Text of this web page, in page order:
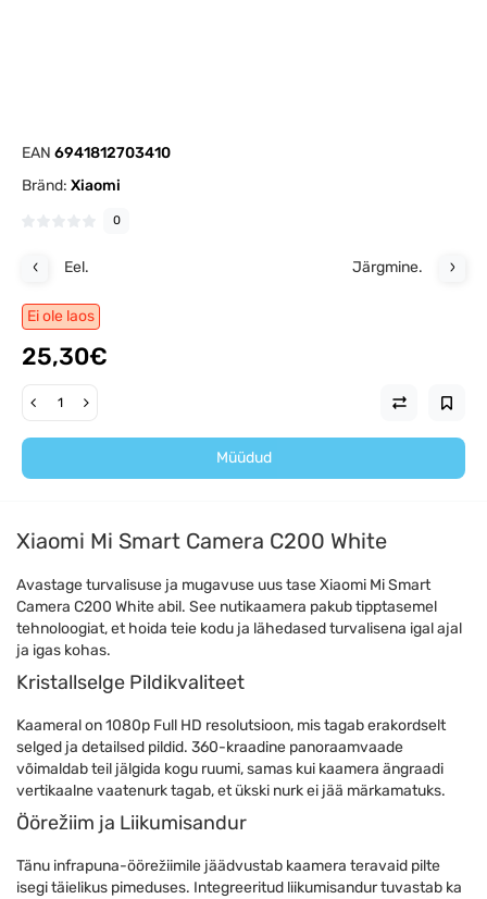
EAN 6941812703410
Bränd: Xiaomi
0
Eel. Järgmine.
Ei ole laos
25,30€
Müüdud
Xiaomi Mi Smart Camera C200 White
Avastage turvalisuse ja mugavuse uus tase Xiaomi Mi Smart
Camera C200 White abil. See nutikaamera pakub tipptasemel
tehnoloogiat, et hoida teie kodu ja lähedased turvalisena igal ajal
ja igas kohas.
Kristallselge Pildikvaliteet
Kaameral on 1080p Full HD resolutsioon, mis tagab erakordselt
selged ja detailsed pildid. 360-kraadine panoraamvaade
võimaldab teil jälgida kogu ruumi, samas kui kaamera ängraadi
vertikaalne vaatenurk tagab, et ükski nurk ei jää märkamatuks.
Öörežiim ja Liikumisandur
Tänu infrapuna-öörežiimile jäädvustab kaamera teravaid pilte
isegi täielikus pimeduses. Integreeritud liikumisandur tuvastab ka